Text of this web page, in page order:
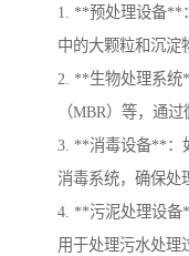
1. **预处理设备**
中的大颗粒和沉淀
2. **生物处理系统
（MBR）等，通
3. **消毒设备**：
消毒系统，确保处
4. **污泥处理设备
用于处理污水处理